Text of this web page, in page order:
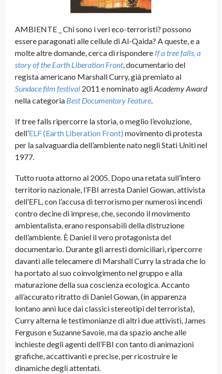
AMBIENTE _ Chi sono i veri eco-terroristi? possono
essere paragonati alle cellule di Al-Qaida? A queste, e a
molte altre domande, cerca di rispondere If a tree falls, a
story of the Earth Liberation Front, documentario del
regista americano Marshall Curry, già premiato al
Sundace film festival 2011 e nominato agliAcademy Award
nella categoria Best Documentary Feature.
If tree falls ripercorre la storia, o meglio l’evoluzione,
dell’ELF (Earth Liberation Front) movimento di protesta
per la salvaguardia dell’ambiente nato negli Stati Uniti nel
1977.
Tutto ruota attorno al 2005. Dopo una retata sull’intero
territorio nazionale, l’FBI arresta Daniel Gowan, attivista
dell’EFL, con l’accusa di terrorismo per numerosi incendi
contro decine di imprese, che, secondo il movimento
ambientalista, erano responsabili della distruzione
dell’ambiente. È Daniel il vero protagonista del
documentario. Durante gli arresti domiciliari, ripercorre
davanti alle telecamere di Marshall Curry la strada che lo
ha portato al suo coinvolgimento nel gruppo e alla
maturazione della sua coscienza ecologica. Accanto
all’accurato ritratto di Daniel Gowan, (in apparenza
lontano anni luce dai classici stereotipi del terrorista),
Curry alterna le testimonianze di altri due attivisti, James
Ferguson e Suzanne Savoie, ma da spazio anche alle
inchieste degli agenti dell’FBI con tanto di animazioni
grafiche, accattivanti e precise, per ricostruire le
dinamiche degli attentati.